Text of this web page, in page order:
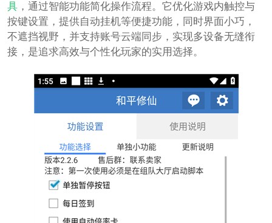
具，通过智能功能简化操作流程。它优化游戏内触控与
按键设置，提供自动挂机等便捷功能，同时界面小巧，
不遮挡视野，并支持账号云端同步，实现多设备无缝衔
接，是追求高效与个性化玩家的实用选择。